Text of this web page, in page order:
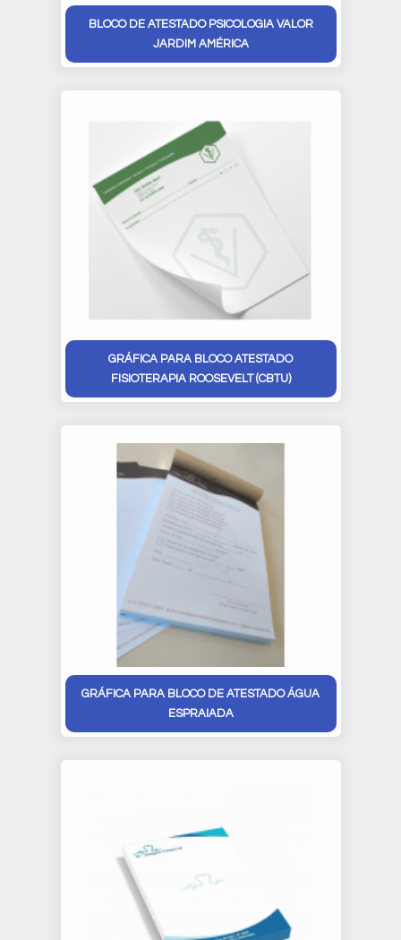
BLOCO DE ATESTADO PSICOLOGIA VALOR
JARDIM AMÉRICA
GRÁFICA PARA BLOCO ATESTADO
FISIOTERAPIA ROOSEVELT (CBTU)
GRÁFICA PARA BLOCO DE ATESTADO ÁGUA
ESPRAIADA